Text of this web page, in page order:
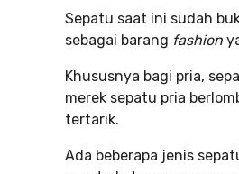
Sepatu saat ini sudah
sebagai barang fashion
Khususnya bagi pria,
merek sepatu pria
tertarik.
Ada beberapa jenis